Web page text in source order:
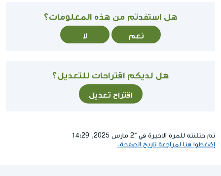
هل استفدتم من هذه المعلومات؟
نعم لا
هل لديكم اقتراحات للتعديل؟
اقتراح تعديل
تم حتلنته للمرة الاخيرة في ־2 مارس 2025, 14:29
إضغطوا هنا لمراجعة تاريخ الصفحة.